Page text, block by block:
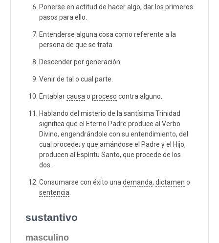
Ponerse en actitud de hacer algo, dar los primeros
pasos para ello.
Entenderse alguna cosa como referente a la
persona de que se trata.
Descender por generación.
Venir de tal o cual parte.
Entablarcausa o proceso contra alguno.
Hablando del misterio de la santísima Trinidad
significa que el Eterno Padre produce al Verbo
Divino, engendrándole con su entendimiento, del
cual procede; y que amándose el Padre y el Hijo,
producen al Espíritu Santo, que procede de los
dos.
Consumarse con éxito una demanda, dictamen o
sentencia
sustantivo
masculino